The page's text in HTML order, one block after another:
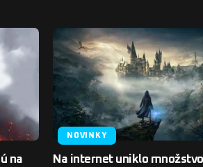
na
NOVINKY
Na internet uniklo množstvo